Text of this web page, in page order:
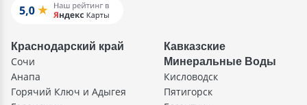
Краснодарский край
Сочи
Анапа
Горячий Ключ и Адыгея
Кавказские
Минеральные Воды
Кисловодск
Пятигорск